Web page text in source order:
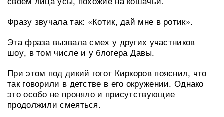
Фразу звучала так: «Котик, дай мне в ротик».
Эта фраза вызвала смех у других участников
шоу, в том числе и у блогера Давы.
При этом под дикий гогот Киркоров пояснил, что
так говорили в детстве в его окружении. Однако
это особо не проняло и присутствующие
продолжили смеяться.